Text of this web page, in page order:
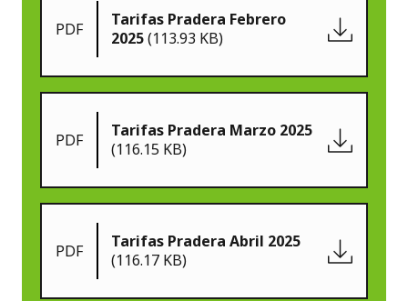
PDF
Tarifas Pradera Febrero
2025(113.93 KB)
PDF
Tarifas Pradera Marzo 2025
(116.15 KB)
PDF
Tarifas Pradera Abril 2025
(116.17 KB)